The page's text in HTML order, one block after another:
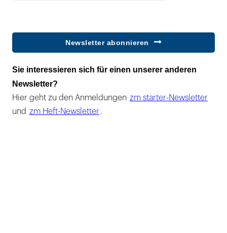
Newsletter abonnieren
Sie interessieren sich für einen unserer anderen
Newsletter?
Hier geht zu den Anmeldungen zm starter-Newsletter
und zm Heft-Newsletter .